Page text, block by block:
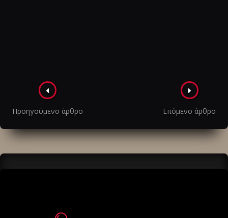
Πλοήγηση
στα
άρθρα
Προηγούμενο άρθρο Επόμενο άρθρο